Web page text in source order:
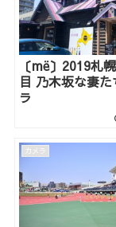
〔më〕2019札
目 乃木坂な妻
ラ
カメラ